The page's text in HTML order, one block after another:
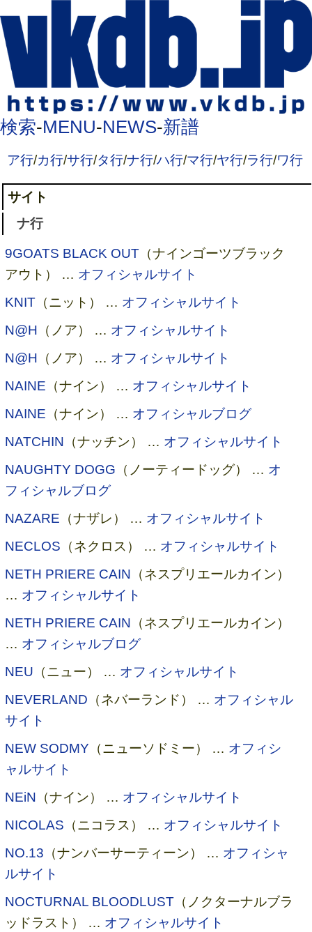
検索-MENU-NEWS-新譜
ア行/カ行/サ行/タ行/ナ行/ハ行/マ行/ヤ行/ラ行/ワ行
サイト
ナ行
9GOATS BLACK OUT （ナインゴーツブラック
アウト） … オフィシャルサイト
KNIT （ニット） … オフィシャルサイト
N@H （ノア） … オフィシャルサイト
N@H （ノア） … オフィシャルサイト
NAINE （ナイン） … オフィシャルサイト
NAINE （ナイン） … オフィシャルブログ
NATCHIN （ナッチン） … オフィシャルサイト
NAUGHTY DOGG （ノーティードッグ） … オ
フィシャルブログ
NAZARE （ナザレ） … オフィシャルサイト
NECLOS （ネクロス） … オフィシャルサイト
NETH PRIERE CAIN （ネスプリエールカイン）
… オフィシャルサイト
NETH PRIERE CAIN （ネスプリエールカイン）
… オフィシャルブログ
NEU （ニュー） … オフィシャルサイト
NEVERLAND （ネバーランド） … オフィシャル
サイト
NEW SODMY （ニューソドミー） … オフィシ
ャルサイト
NEiN （ナイン） … オフィシャルサイト
NICOLAS （ニコラス） … オフィシャルサイト
NO.13 （ナンバーサーティーン） … オフィシャ
ルサイト
NOCTURNAL BLOODLUST （ノクターナルブラ
ッドラスト） … オフィシャルサイト